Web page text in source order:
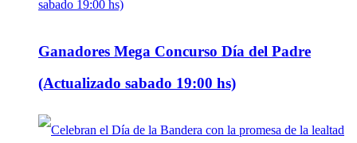
Ganadores Mega Concurso Día del Padre
(Actualizado sabado 19:00 hs)